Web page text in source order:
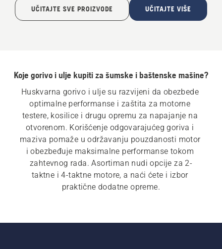
UČITAJTE SVE PROIZVODE UČITAJTE VIŠE
Koje gorivo i ulje kupiti za šumske i baštenske mašine?
Huskvarna gorivo i ulje su razvijeni da obezbede
optimalne performanse i zaštita za motorne
testere, kosilice i drugu opremu za napajanje na
otvorenom. Korišćenje odgovarajućeg goriva i
maziva pomaže u održavanju pouzdanosti motor
i obezbeđuje maksimalne performanse tokom
zahtevnog rada. Asortiman nudi opcije za 2-
taktne i 4-taktne motore, a naći ćete i izbor
praktične dodatne opreme.